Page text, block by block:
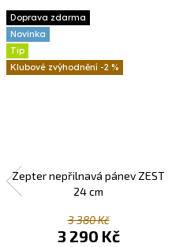
Doprava zdarma
Novinka
Tip
-2 %
Zepter nepřilnavá pánev ZEST
24 cm
3 380 Kč
3 290 Kč